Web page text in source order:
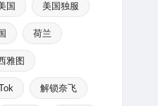
国 美国独服
荷兰
雅图
解锁奈飞